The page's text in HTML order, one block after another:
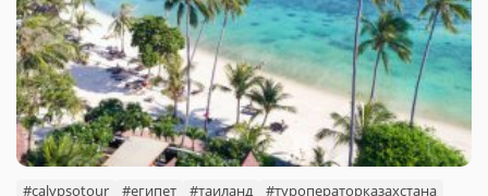
#calypsotour #египет #таиланд #туроператорказахстана